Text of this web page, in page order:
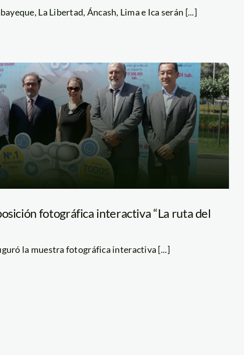
La Libertad, Áncash, Lima e Ica serán [...]
fotográfica interactiva “La ruta del
la muestra fotográfica interactiva [...]